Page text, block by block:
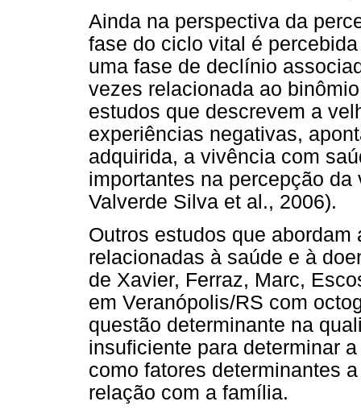
Ainda na perspectiva da
fase do ciclo vital é
uma fase de declínio
vezes relacionada ao
estudos que descrevem a
experiências negativas,
adquirida, a vivência com
importantes na percepção
Valverde Silva et al., 2006).
Outros estudos que
relacionadas à saúde e à
de Xavier, Ferraz, Marc,
em Veranópolis/RS com
questão determinante na
insuficiente para determinar
como fatores determinantes
relação com a família.